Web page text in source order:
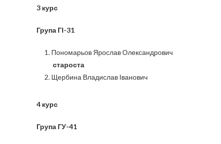
3 курс
Група ГІ-31
Пономарьов Ярослав Олександрович
староста
Щербина Владислав Іванович
4 курс
Група ГУ-41